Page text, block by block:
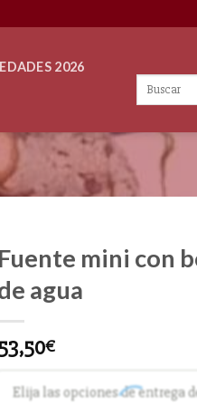
2026
Fuente mini con
agua
€
Elija las opciones de entrega